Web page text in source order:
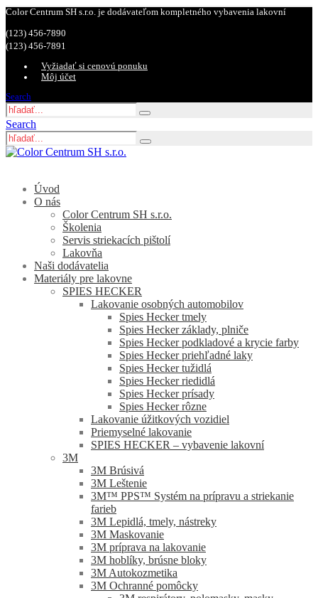
Color Centrum SH s.r.o. je dodávateľom kompletného vybavenia lakovní
(123) 456-7890
(123) 456-7891
Vyžiadať si cenovú ponuku
Môj účet
Search
Search
Úvod
O nás
Color Centrum SH s.r.o.
Školenia
Servis striekacích pištolí
Lakovňa
Naši dodávatelia
Materiály pre lakovne
SPIES HECKER
Lakovanie osobných automobilov
Spies Hecker tmely
Spies Hecker základy, plniče
Spies Hecker podkladové a krycie farby
Spies Hecker priehľadné laky
Spies Hecker tužidlá
Spies Hecker riedidlá
Spies Hecker prísady
Spies Hecker rôzne
Lakovanie úžitkových vozidiel
Priemyselné lakovanie
SPIES HECKER – vybavenie lakovní
3M
3M Brúsivá
3M Leštenie
3M™ PPS™ Systém na prípravu a striekanie
farieb
3M Lepidlá, tmely, nástreky
3M Maskovanie
3M príprava na lakovanie
3M hoblíky, brúsne bloky
3M Autokozmetika
3M Ochranné pomôcky